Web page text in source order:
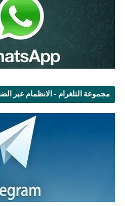
مجموعة التلغرام - الانظمام عبر